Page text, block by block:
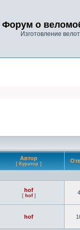
Форум о
Изготовление
Автор
[ Куратор ]
hof
[ hof]
hof